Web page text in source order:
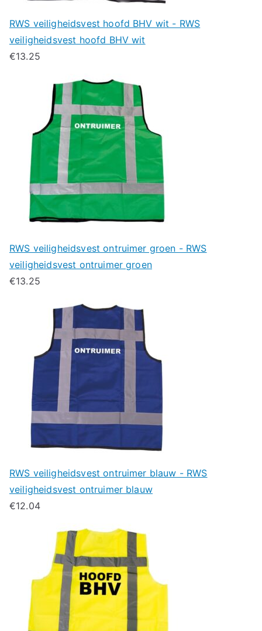
RWS veiligheidsvest hoofd BHV wit - RWS
veiligheidsvest hoofd BHV wit
€13.25
RWS veiligheidsvest ontruimer groen - RWS
veiligheidsvest ontruimer groen
€13.25
RWS veiligheidsvest ontruimer blauw - RWS
veiligheidsvest ontruimer blauw
€12.04